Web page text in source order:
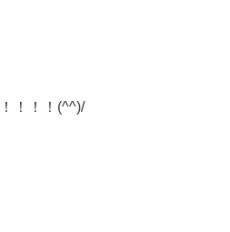
！！！(^^)/